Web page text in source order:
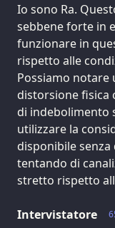
Io sono Ra.
sebbene forte in
funzionare in
rispetto alle
Possiamo notare
distorsione fisica
di indebolimento
utilizzare la
disponibile
tentando di
stretto rispetto
Intervistatore